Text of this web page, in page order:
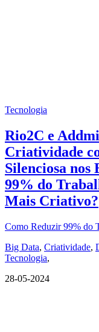
Tecnologia
Rio2C e
Criatividade
Silenciosa nos
99% do
Mais Criativo?
Como Reduzir 99% do
Big Data, Criatividade,
Tecnologia,
28-05-2024